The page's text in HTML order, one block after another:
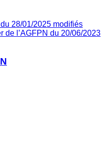
28/01/2025 modifiés
de l’AGFPN du 20/06/2023